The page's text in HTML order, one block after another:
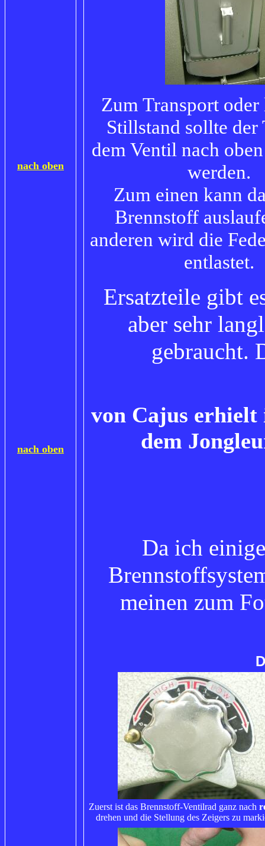
nach oben
nach oben
Zum Transport oder
Stillstand sollte der
dem Ventil nach
werden.
Zum einen kann
Brennstoff
anderen wird die
entlastet.
Ersatzteile gibt
aber sehr
gebraucht.
von Cajus erhielt
dem
Da ich
meinen zum
Zuerst ist das Brennstoff-Ventilrad ganz nach
drehen und die Stellung des Zeigers zu